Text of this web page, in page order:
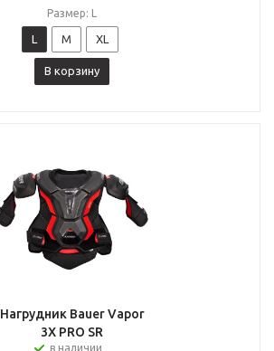
Размер: L
L M XL
В корзину
Нагрудник Bauer Vapor
3X PRO SR
в наличии